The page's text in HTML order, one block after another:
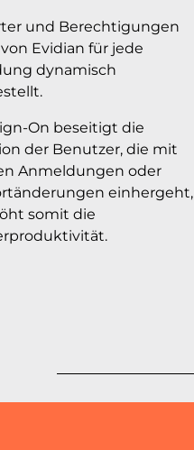
und Berechtigungen
Evidian für jede
dynamisch
On beseitigt die
der Benutzer, die mit
Anmeldungen oder
einhergeht,
somit die